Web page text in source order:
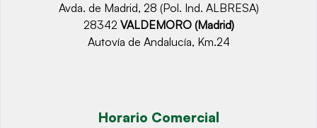
Avda. de Madrid, 28 (Pol. Ind. ALBRESA)
28342 VALDEMORO (Madrid)
Autovía de Andalucía, Km.24
Horario Comercial